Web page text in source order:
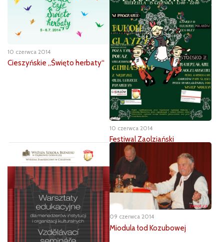
10 czerwca 2014
Cieszyńskie „Święto herbaty“
10 czerwca 2014
Festiwal Zaolziański
09 czerwca 2014
Miodula łod Kozubowej